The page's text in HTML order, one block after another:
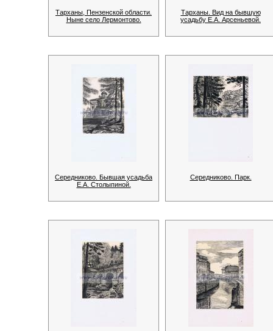
Тарханы, Пензенской области.
Ныне село Лермонтово.
Тарханы. Вид на бывшую
усадьбу Е.А. Арсеньевой.
Середниково. Бывшая усадьба
Е.А. Столыпиной.
Середниково. Парк.